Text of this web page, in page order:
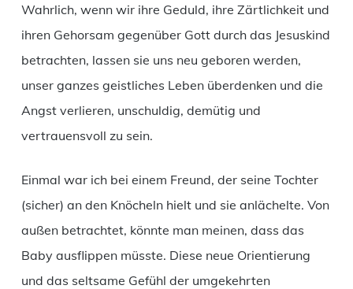
Wahrlich, wenn wir ihre Geduld, ihre Zärtlichkeit und
ihren Gehorsam gegenüber Gott durch das Jesuskind
betrachten, lassen sie uns neu geboren werden,
unser ganzes geistliches Leben überdenken und die
Angst verlieren, unschuldig, demütig und
vertrauensvoll zu sein.
Einmal war ich bei einem Freund, der seine Tochter
(sicher) an den Knöcheln hielt und sie anlächelte. Von
außen betrachtet, könnte man meinen, dass das
Baby ausflippen müsste. Diese neue Orientierung
und das seltsame Gefühl der umgekehrten